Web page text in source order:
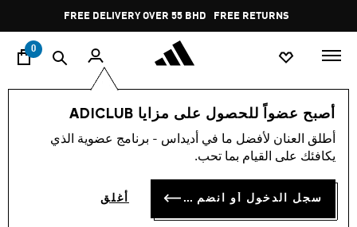
Pause
promotion
rotation
FREE DELIVERY OVER 55 BHD FREE RETURNS
0
أصبح عضواً للحصول على مزايا ADICLUB
أطلق العنان لأفضل ما في أديداس - برنامج عضوية الذي
يكافئك على القيام بما تحب.
سجل الدخول أو انضم الآن أغلق
النساء
-45%
حذاء ULTRABOOST 5
BD 56.10